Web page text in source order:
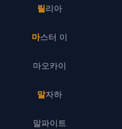
릴리아
마스터 이
마오카이
말자하
말파이트